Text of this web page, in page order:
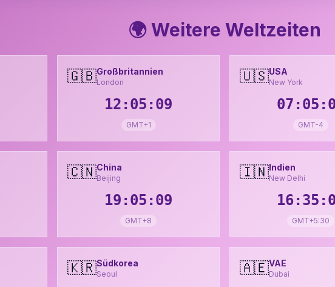
🌍 Weitere Weltzeiten
🇬🇧Großbritannien
London
12:05:11
GMT+1
🇺🇸USA
New York
GMT-4
🇨🇳China
Beijing
19:05:11
GMT+8
🇮🇳Indien
New Delhi
GMT+5:30
🇰🇷Südkorea
Seoul 🇦🇪VAE
Dubai